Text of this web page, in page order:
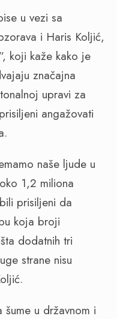
u vezi sa
i Haris Koljić,
koji kaže kako je
značajna
upravi za
angažovati
naše ljude u
1,2 miliona
prisiljeni da
koja broji
dodatnih tri
strane nisu
u državnom i